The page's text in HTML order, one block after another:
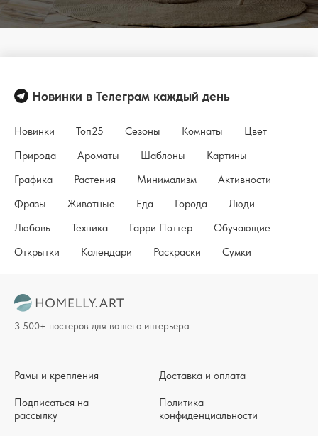
Новинки в Телеграм каждый день
Новинки Топ25 Сезоны Комнаты
Цвет
Природа
Ароматы Шаблоны
Картины
Графика
Растения Минимализм
Активности
Фразы
Животные Еда Города
Люди
Любовь
Техника Гарри Поттер
Обучающие
Открытки
Календари Раскраски Сумки
Рамы и крепления
Подписаться на
рассылку
Доставка и оплата
Политика
конфиденциальности
3 500+ постеров для вашего интерьера